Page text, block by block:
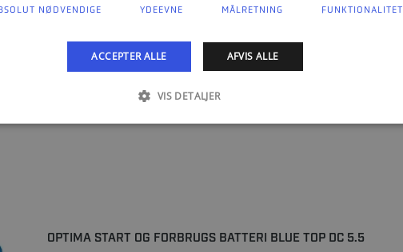
BLUE TOP DC 5.0 OPTIMA
FABRIKAT
OPTIMA START OG FORBRUGS BATTERI BLUE TOP DC 5.5
NØDVENDIGE YDEEVNE MÅLRETNING FUNKTIONALITET
ACCEPTER ALLE AFVIS ALLE
VIS DETALJER